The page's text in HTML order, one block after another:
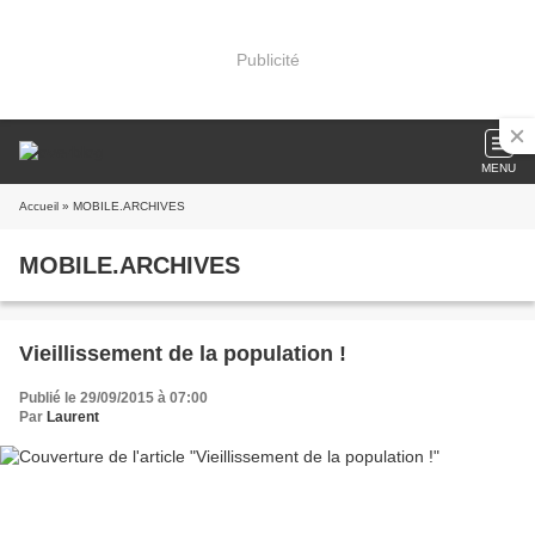
Publicité
MENU
Accueil » MOBILE.ARCHIVES
MOBILE.ARCHIVES
Vieillissement de la population !
Publié le 29/09/2015 à 07:00
Par Laurent